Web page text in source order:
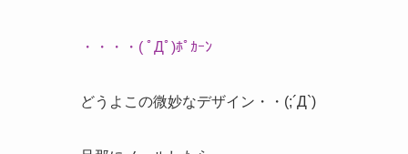
・・・・( ﾟДﾟ)ﾎﾟｶｰﾝ
どうよこの微妙なデザイン・・(;´Д`)